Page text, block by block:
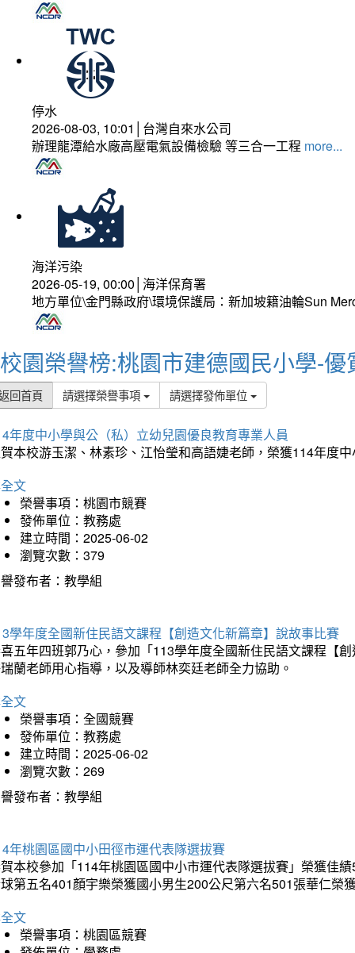
停水
2026-08-03, 10:01│台灣自來水公司
辦理龍潭給水廠高壓電氣設備檢驗 等三合一工程 more...
海洋污染
2026-05-19, 00:00│海洋保育署
地方單位\金門縣政府\環境保護局：新加坡籍油輪Sun
校園榮譽榜:桃園市建德國民小學-優
回首頁 請選擇榮譽事項 請選擇發佈單位
年度中小學與公（私）立幼兒園優良教育專業人員
本校游玉潔、林素珍、江怡瑩和高語婕老師，榮獲114年度
文
榮譽事項：桃園市競賽
發佈單位：教務處
建立時間：2025-06-02
瀏覽次數：379
發布者：教學組
學年度全國新住民語文課程【創造文化新篇章】說故事比賽
五年四班郭乃心，參加「113學年度全國新住民語文課程【
蘭老師用心指導，以及導師林奕廷老師全力協助。
文
榮譽事項：全國競賽
發佈單位：教務處
建立時間：2025-06-02
瀏覽次數：269
發布者：教學組
年桃園區國中小田徑市運代表隊選拔賽
本校參加「114年桃園區國中小市運代表隊選拔賽」榮獲佳
第五名401顏宇樂榮獲國小男生200公尺第六名501張華仁
文
榮譽事項：桃園區競賽